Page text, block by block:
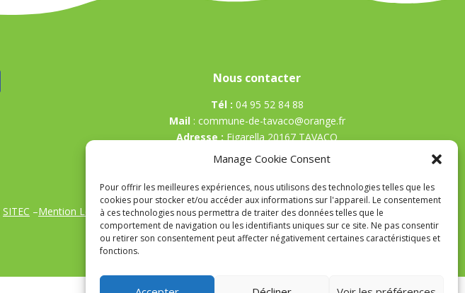
Manage Cookie Consent
Pour offrir les meilleures expériences, nous utilisons des technologies telles que les
cookies pour stocker et/ou accéder aux informations sur l'appareil. Le consentement
à ces technologies nous permettra de traiter des données telles que le
comportement de navigation ou les identifiants uniques sur ce site. Ne pas consentir
ou retirer son consentement peut affecter négativement certaines caractéristiques et
fonctions.
Nous contacter
Tél : 04 95 52 84 88
Mail : commune-de-tavaco@orange.fr
Adresse :Figarella 20167 TAVACO
SITEC –Mention Légales